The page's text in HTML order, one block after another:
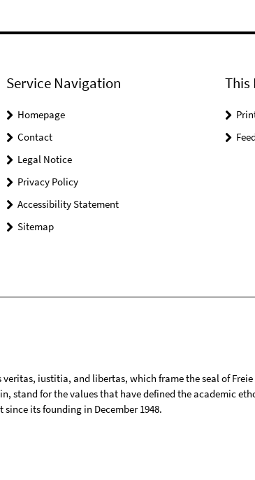
Service Navigation
Homepage
Contact
Legal Notice
Privacy Policy
Accessibility Statement
Sitemap
This
veritas, iustitia, and libertas, which frame the seal of Freie
stand for the values that have defined the academic
since its founding in December 1948.